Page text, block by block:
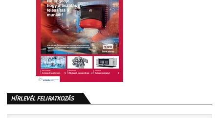
HÍRLEVÉL FELIRATKOZÁS